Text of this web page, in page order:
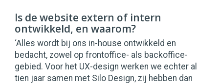
Is de website extern of intern
ontwikkeld, en waarom?
‘Alles wordt bij ons in-house ontwikkeld en
bedacht, zowel op frontoffice- als backoffice-
gebied. Voor het UX-design werken we echter al
tien jaar samen met Silo Design, zij hebben dan